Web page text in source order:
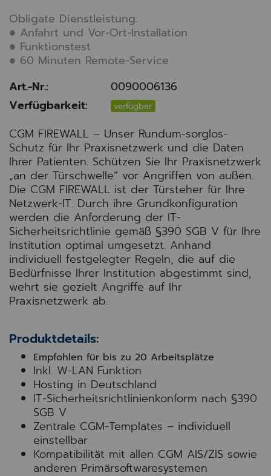
Obligate Dienstleistung:
● Anfahrt und Vor-Ort-Installation
● Funktionstest
● 60 Minuten Remote-Service
Art.-Nr.:
0090006136
Verfügbarkeit:
verfügbar
CGM FIREWALL – Unser Rundum-sorglos-
Schutz für Ihr Praxisnetzwerk und die Daten
Ihrer Patienten. Schützen Sie Ihr Praxisnetzwerk
„an der Türschwelle“ vor Angriffen von außen.
Die CGM FIREWALL ist der Türsteher für Ihre
Netzwerk-IT. Durch ihre Grundkonfiguration
werden die Anforderung der IT-
Sicherheitsrichtlinie gemäß §390 SGB V für Ihre
Institution optimal umgesetzt. Anhand
individuell festgelegter Regeln, die auf die
Bedürfnisse Ihrer Institution abgestimmt sind,
wehrt sie gezielt Angriffe auf Ihr
Praxisnetzwerk ab.
Produktdetails:
Empfohlen für bis zu 20 Arbeitsplätze
Inkl. W-LAN Funktion
Hosting in Deutschland
IT-Sicherheitsrichtlinienkonform nach §390
SGB V
Zentrale CGM-Templates – individuell
einstellbar
Kompatibilität mit allen CGM AIS/ZIS sowie
anderen Primärsoftwaresystemen